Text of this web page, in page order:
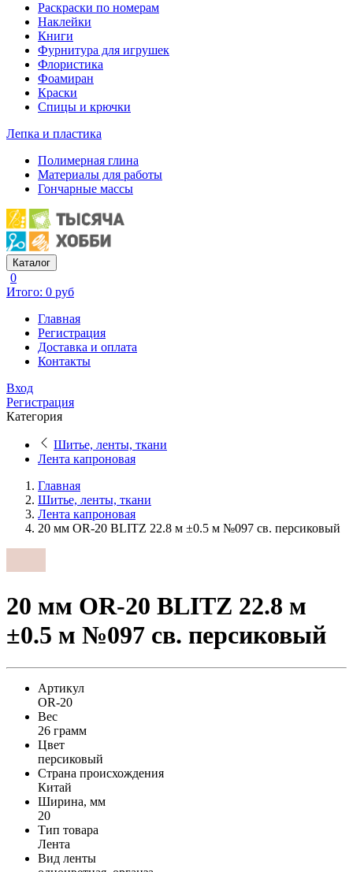
Раскраски по номерам
Наклейки
Книги
Фурнитура для игрушек
Флористика
Фоамиран
Краски
Спицы и крючки
Лепка и пластика
Полимерная глина
Материалы для работы
Гончарные массы
Каталог
0
Итого: 0 руб
Главная
Регистрация
Доставка и оплата
Контакты
Вход
Регистрация
Категория
Шитье, ленты, ткани
Лента капроновая
Главная
Шитье, ленты, ткани
Лента капроновая
20 мм OR-20 BLITZ 22.8 м ±0.5 м №097 св. персиковый
20 мм OR-20 BLITZ 22.8 м
±0.5 м №097 св. персиковый
Артикул
OR-20
Вес
26 грамм
Цвет
персиковый
Страна происхождения
Китай
Ширина, мм
20
Тип товара
Лента
Вид ленты